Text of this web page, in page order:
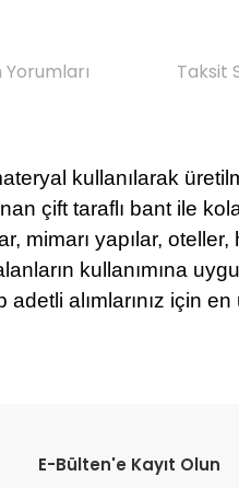
Yorumları Taksit
kullanılarak
çift taraflı bant ile
mimarı yapılar,
kullanımına
adetli alımlarınız için
görüntülenemiyor.
E-Bülten'e Kayıt Olun